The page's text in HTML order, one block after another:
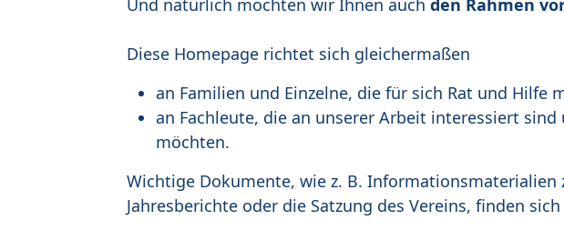
Und natürlich möchten wir Ihnen auch den Rahmen
Diese Homepage richtet sich gleichermaßen
an Familien und Einzelne, die für sich Rat und Hilfe
an Fachleute, die an unserer Arbeit interessiert
möchten.
Wichtige Dokumente, wie z. B. Informationsmaterialien
Jahresberichte oder die Satzung des Vereins, finden